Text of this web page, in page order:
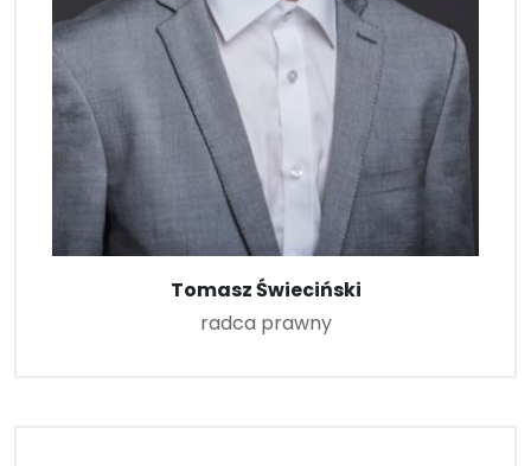
Tomasz Świeciński
radca prawny